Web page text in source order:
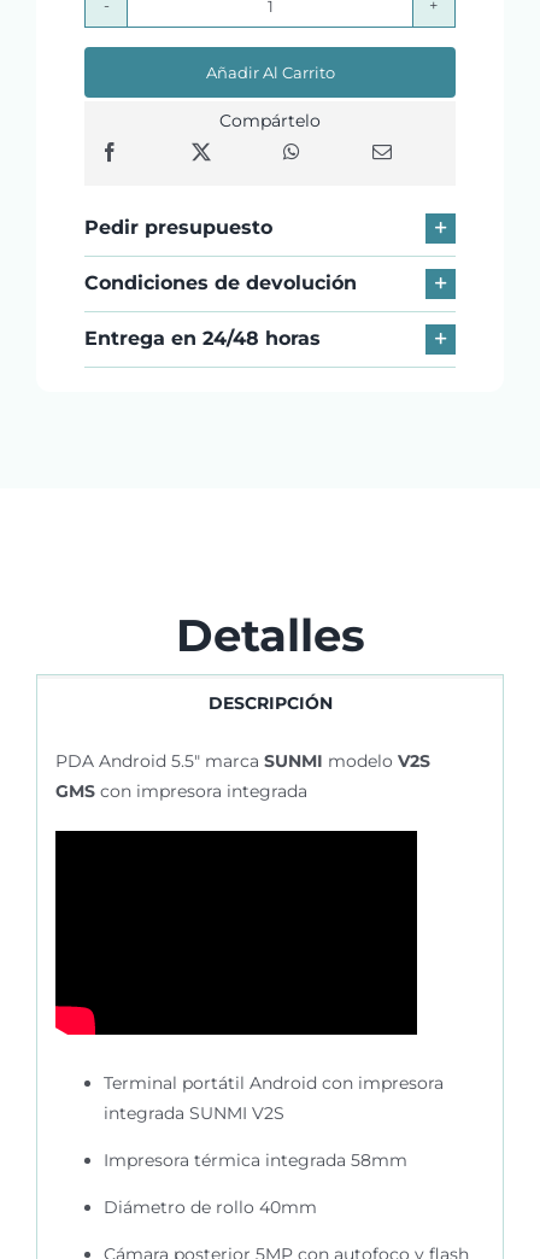
SUNMI
V2S
–
P06060014
A11,
3GB+32GB,
8MP
REAR+2MP
FRONT
cantidad
Añadir Al Carrito
Compártelo
Pedir presupuesto
Condiciones de devolución
Entrega en 24/48 horas
Detalles
DESCRIPCIÓN
PDA Android 5.5″ marca SUNMI modelo V2S
GMS con impresora integrada
Terminal portátil Android con impresora
integrada SUNMI V2S
Impresora térmica integrada 58mm
Diámetro de rollo 40mm
Cámara posterior 5MP con autofoco y flash